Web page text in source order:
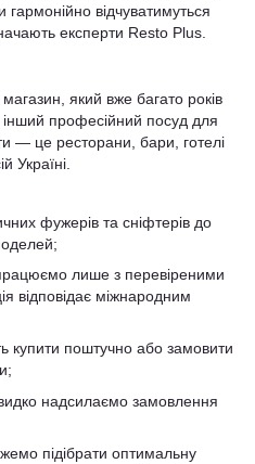
відчуватимуться
експерти Resto Plus.
який вже багато років
інший професійний посуд для
— це ресторани, бари, готелі
Україні.
фужерів та сніфтерів до
лише з перевіреними
відповідає міжнародним
купити поштучно або замовити
надсилаємо замовлення
підібрати оптимальну